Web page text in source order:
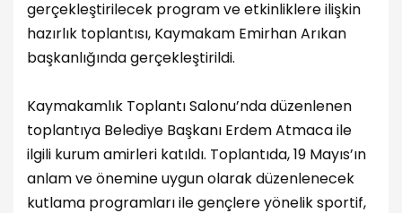
gerçekleştirilecek program ve etkinliklere ilişkin
hazırlık toplantısı, Kaymakam Emirhan Arıkan
başkanlığında gerçekleştirildi.
Kaymakamlık Toplantı Salonu’nda düzenlenen
toplantıya Belediye Başkanı Erdem Atmaca ile
ilgili kurum amirleri katıldı. Toplantıda, 19 Mayıs’ın
anlam ve önemine uygun olarak düzenlenecek
kutlama programları ile gençlere yönelik sportif,